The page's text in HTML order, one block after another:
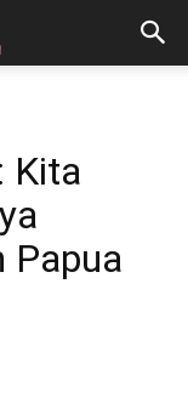
Kita
Papua